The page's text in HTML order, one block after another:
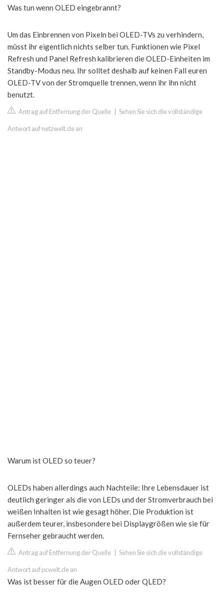
Was tun wenn OLED eingebrannt?
Um das Einbrennen von Pixeln bei OLED-TVs zu verhindern,
müsst ihr eigentlich nichts selber tun. Funktionen wie Pixel
Refresh und Panel Refresh kalibrieren die OLED-Einheiten im
Standby-Modus neu. Ihr solltet deshalb auf keinen Fall euren
OLED-TV von der Stromquelle trennen, wenn ihr ihn nicht
benutzt.
Antrag auf Entfernung der Quelle Sehen Sie sich die vollständige
Antwort auf netzwelt.de an
Warum ist OLED so teuer?
OLEDs haben allerdings auch Nachteile: Ihre Lebensdauer ist
deutlich geringer als die von LEDs und der Stromverbrauch bei
weißen Inhalten ist wie gesagt höher. Die Produktion ist
außerdem teurer, insbesondere bei Displaygrößen wie sie für
Fernseher gebraucht werden.
Antrag auf Entfernung der Quelle Sehen Sie sich die vollständige
Antwort auf pcwelt.de an
Was ist besser für die Augen OLED oder QLED?